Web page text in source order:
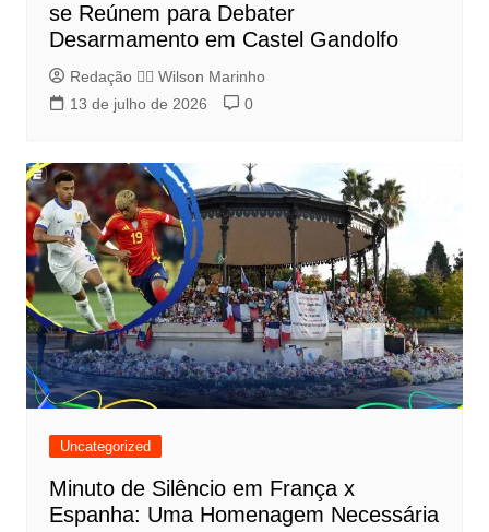
se Reúnem para Debater
Desarmamento em Castel Gandolfo
Redação 👨‍⚖️​ Wilson Marinho
13 de julho de 2026
0
Uncategorized
Minuto de Silêncio em França x
Espanha: Uma Homenagem Necessária